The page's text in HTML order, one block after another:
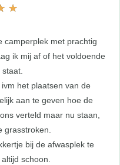
★
camperplek met prachtig
ik mij af of het voldoende
het plaatsen van de
aan te geven hoe de
verteld maar nu staan,
grasstroken.
bij de afwasplek te
schoon.